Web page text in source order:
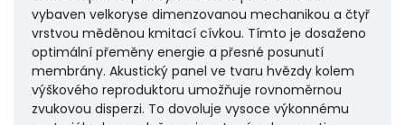
vybaven velkoryse dimenzovanou mechanikou a čtyř
vrstvou měděnou kmitací cívkou. Tímto je dosaženo
optimální přeměny energie a přesné posunutí
membrány. Akustický panel ve tvaru hvězdy kolem
výškového reproduktoru umožňuje rovnoměrnou
zvukovou disperzi. To dovoluje vysoce výkonnému